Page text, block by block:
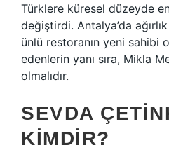
Türklere küresel düzeyde
değiştirdi. Antalya’da
ünlü restoranın yeni sahibi
edenlerin yanı sıra, Mikla
olmalıdır.
SEVDA
KIMDIR?